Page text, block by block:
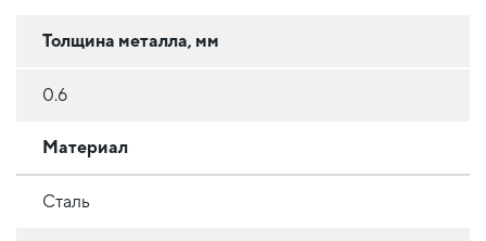
Толщина металла, мм
0.6
Материал
Сталь